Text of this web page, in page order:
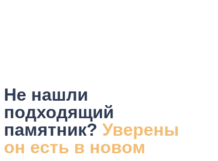
Не нашли
подходящий
памятник? Уверены
он есть в новом